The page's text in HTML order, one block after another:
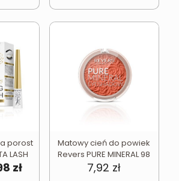
porost
LASH
złAktualna
Matowy cień do powiek
Revers PURE MINERAL 98
7,92 zł